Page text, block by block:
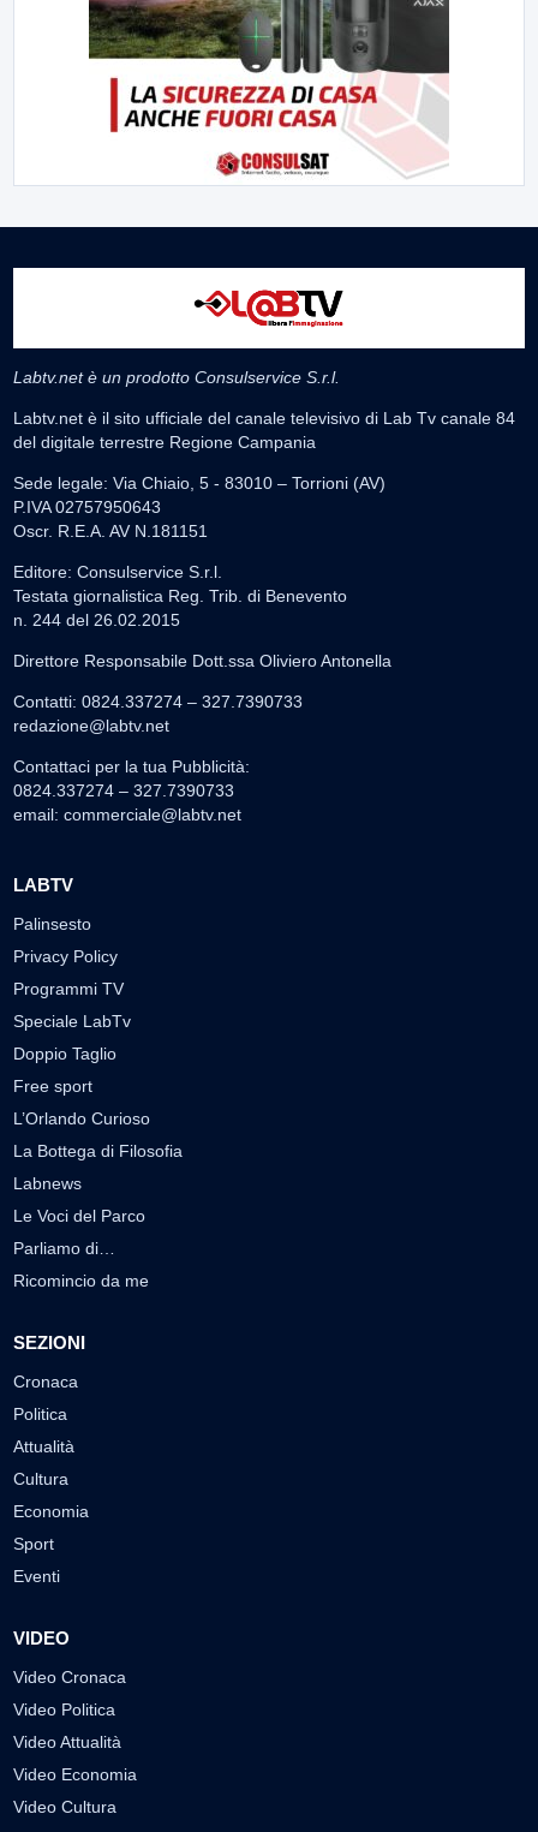
Labtv.net è un prodotto Consulservice S.r.l.
Labtv.net è il sito ufficiale del canale televisivo di Lab Tv canale 84
del digitale terrestre Regione Campania
Sede legale: Via Chiaio, 5 - 83010 – Torrioni (AV)
P.IVA 02757950643
Oscr. R.E.A. AV N.181151
Editore: Consulservice S.r.l.
Testata giornalistica Reg. Trib. di Benevento
n. 244 del 26.02.2015
Direttore Responsabile Dott.ssa Oliviero Antonella
Contatti: 0824.337274 – 327.7390733
redazione@labtv.net
Contattaci per la tua Pubblicità:
0824.337274 – 327.7390733
email: commerciale@labtv.net
LABTV
Palinsesto
Privacy Policy
Programmi TV
Speciale LabTv
Doppio Taglio
Free sport
L’Orlando Curioso
La Bottega di Filosofia
Labnews
Le Voci del Parco
Parliamo di…
Ricomincio da me
SEZIONI
Cronaca
Politica
Attualità
Cultura
Economia
Sport
Eventi
VIDEO
Video Cronaca
Video Politica
Video Attualità
Video Economia
Video Cultura